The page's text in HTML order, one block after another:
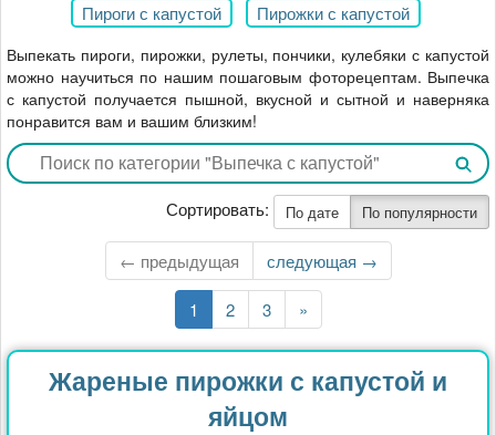
Пироги с капустой Пирожки с капустой
Выпекать пироги, пирожки, рулеты, пончики, кулебяки с капустой
можно научиться по нашим пошаговым фоторецептам. Выпечка
с капустой получается пышной, вкусной и сытной и наверняка
понравится вам и вашим близким!
Сортировать: По дате По популярности
← предыдущая
Следующая
страница
следующая →
Текущая
страница
1 Страница
2 Страница
3
Последняя
страница
»
Жареные пирожки с капустой и
яйцом